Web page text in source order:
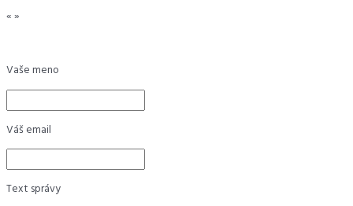
«»
Vaše meno
Váš email
Text správy